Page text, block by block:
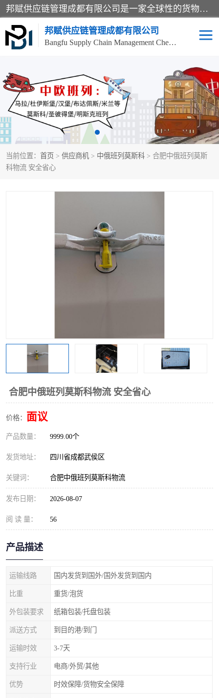
邦赋供应链管理成都有限公司是一家全球性的货物运输代理公司，主要从事：波兰中欧班列、德国中欧班列、出口莫斯科班列、中欧班列进口、蓉欧铁路、成都出口空运等业务，同时亦提供报关、报检、仓储、码头操作等服务。
邦赋供应链管理成都有限公司
Bangfu Supply Chain Management Chengdu Co.,LTD
当前位置： 首页 > 供应商机 > 中俄班列莫斯科 > 合肥中俄班列莫斯
科物流 安全省心
合肥中俄班列莫斯科物流 安全省心
价格： 面议
产品数量： 9999.00个
发货地址： 四川省成都武侯区
关键词： 合肥中俄班列莫斯科物流
发布日期： 2026-08-07
阅 读 量： 56
产品描述
运输线路 国内发货到国外/国外发货到国内
比重 重货/泡货
外包装要求 纸箱包装/托盘包装
派送方式 到目的港/到门
运输时效 3-7天
支持行业 电商/外贸/其他
优势 时效保障/货物安全保障
进出口门到门 成都中欧班列
国际汽运 国际空运
食品进口物流清关 南美海运
蓉欧班列进口机械设备 马来西亚物流